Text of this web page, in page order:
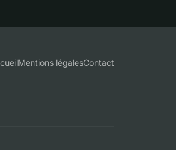
Mentions légalesContact